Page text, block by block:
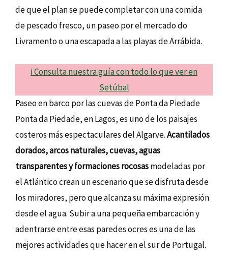
de que el plan se puede completar con una comida
de pescado fresco, un paseo por el mercado do
Livramento o una escapada a las playas de Arrábida.
ℹ️ Consulta nuestra guía con todo lo que ver en
Setúbal
Paseo en barco por las cuevas de Ponta da Piedade
Ponta da Piedade, en Lagos, es uno de los paisajes
costeros más espectaculares del Algarve.Acantilados
dorados, arcos naturales, cuevas, aguas
transparentes y formaciones rocosasmodeladas por
el Atlántico crean un escenario que se disfruta desde
los miradores, pero que alcanza su máxima expresión
desde el agua. Subir a una pequeña embarcación y
adentrarse entre esas paredes ocres es una de las
mejores actividades que hacer en el sur de Portugal.